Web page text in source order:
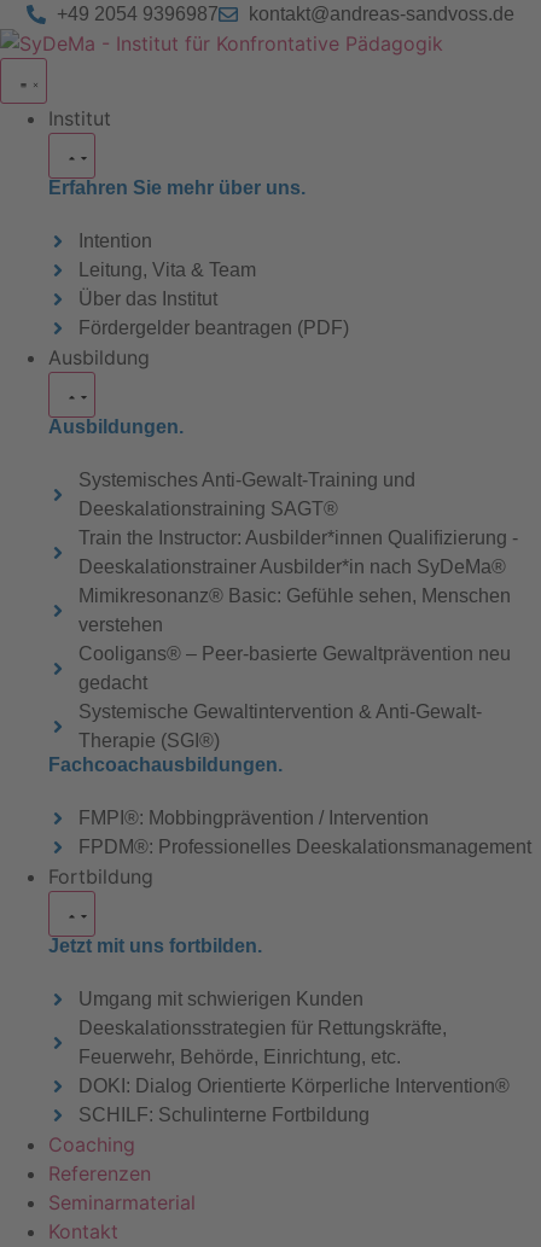
+49 2054 9396987 kontakt@andreas-sandvoss.de
Institut
Erfahren Sie mehr über uns.
Intention
Leitung, Vita & Team
Über das Institut
Fördergelder beantragen (PDF)
Ausbildung
Ausbildungen.
Systemisches Anti-Gewalt-Training und
Deeskalationstraining SAGT®
Train the Instructor: Ausbilder*innen Qualiﬁzierung -
Deeskalationstrainer Ausbilder*in nach SyDeMa®
Mimikresonanz® Basic: Gefühle sehen, Menschen
verstehen
Cooligans® – Peer-basierte Gewaltprävention neu
gedacht
Systemische Gewaltintervention & Anti-Gewalt-
Therapie (SGI®)
Fachcoachausbildungen.
FMPI®: Mobbingprävention / Intervention
FPDM®: Professionelles Deeskalationsmanagement
Fortbildung
Jetzt mit uns fortbilden.
Umgang mit schwierigen Kunden
Deeskalationsstrategien für Rettungskräfte,
Feuerwehr, Behörde, Einrichtung, etc.
DOKI: Dialog Orientierte Körperliche Intervention®
SCHILF: Schulinterne Fortbildung
Coaching
Referenzen
Seminarmaterial
Kontakt